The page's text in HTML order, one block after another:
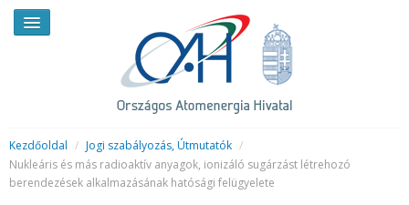
HÍREK
Kezdőoldal / Jogi szabályozás, Útmutatók /
Nukleáris és más radioaktív anyagok, ionizáló sugárzást létrehozó
berendezések alkalmazásának hatósági felügyelete